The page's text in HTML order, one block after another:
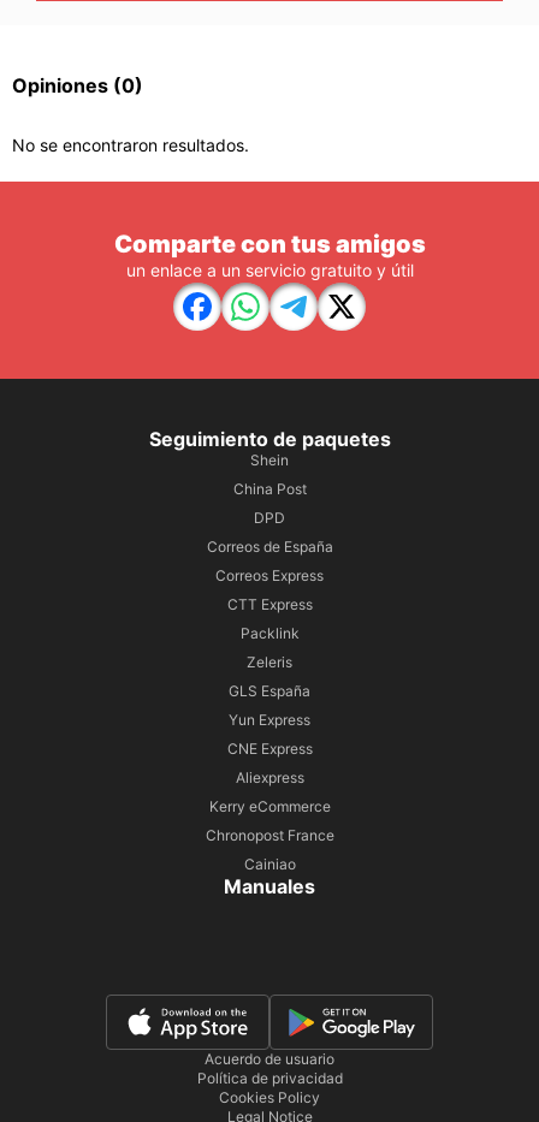
Opiniones (0)
No se encontraron resultados.
Comparte con tus amigos
un enlace a un servicio gratuito y útil
Seguimiento de paquetes
Shein
China Post
DPD
Correos de España
Correos Express
CTT Express
Packlink
Zeleris
GLS España
Yun Express
CNE Express
Aliexpress
Kerry eCommerce
Chronopost France
Cainiao
Manuales
Acuerdo de usuario
Política de privacidad
Cookies Policy
Legal Notice